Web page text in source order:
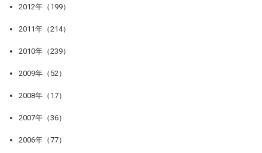
2012年（199）
2011年（214）
2010年（239）
2009年（52）
2008年（17）
2007年（36）
2006年（77）